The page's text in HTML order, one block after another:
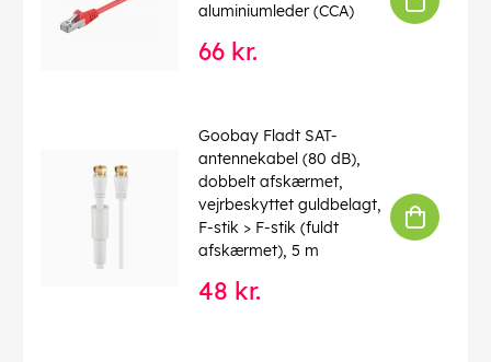
4040849596155
EAN:
aluminiumleder (CCA)
66 kr.
Goobay Fladt SAT-
antennekabel (80 dB),
dobbelt afskærmet,
vejrbeskyttet guldbelagt,
F-stik > F-stik (fuldt
afskærmet), 5 m
48 kr.